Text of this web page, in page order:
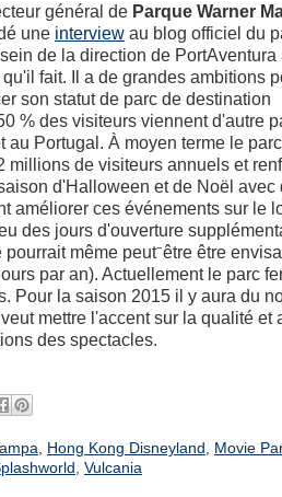
général de Parque Warner
une interviewau blog officiel du
de la direction de PortAventura
fait. Il a de grandes ambitions
son statut de parc de destination
% des visiteurs viennent d'autre
au Portugal. À moyen terme le
millions de visiteurs annuels et
d'Halloween et de Noël avec
améliorer ces événements sur le
des jours d'ouverture
même peut⁻être être
par an). Actuellement le parc
Pour la saison 2015 il y aura du
mettre l'accent sur la qualité et
des spectacles.
Hong Kong Disneyland
Movie
Vulcania